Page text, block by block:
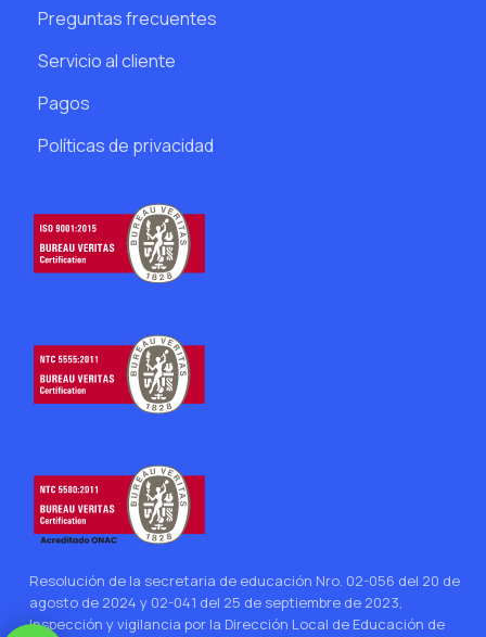
Preguntas frecuentes
Servicio al cliente
Pagos
Políticas de privacidad
Resolución de la secretaria de educación Nro. 02-056 del 20 de
agosto de 2024 y 02-041 del 25 de septiembre de 2023,
Inspección y vigilancia por la Dirección Local de Educación de